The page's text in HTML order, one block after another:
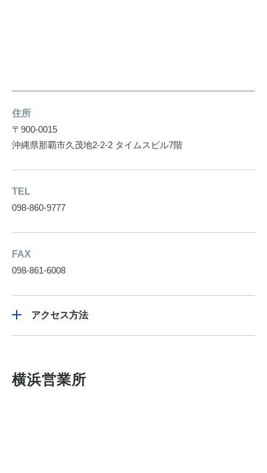
住所
〒900-0015
沖縄県那覇市久茂地2-2-2 タイムスビル7階
TEL
098-860-9777
FAX
098-861-6008
アクセス方法
横浜営業所